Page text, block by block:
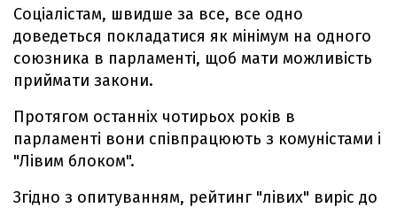
Соціалістам, швидше за все, все одно
доведеться покладатися як мінімум на одного
союзника в парламенті, щоб мати можливість
приймати закони.
Протягом останніх чотирьох років в
парламенті вони співпрацюють з комуністами і
"Лівим блоком".
Згідно з опитуванням, рейтинг "лівих" виріс до